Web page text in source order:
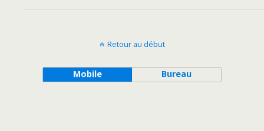
Retour au début
Mobile Bureau